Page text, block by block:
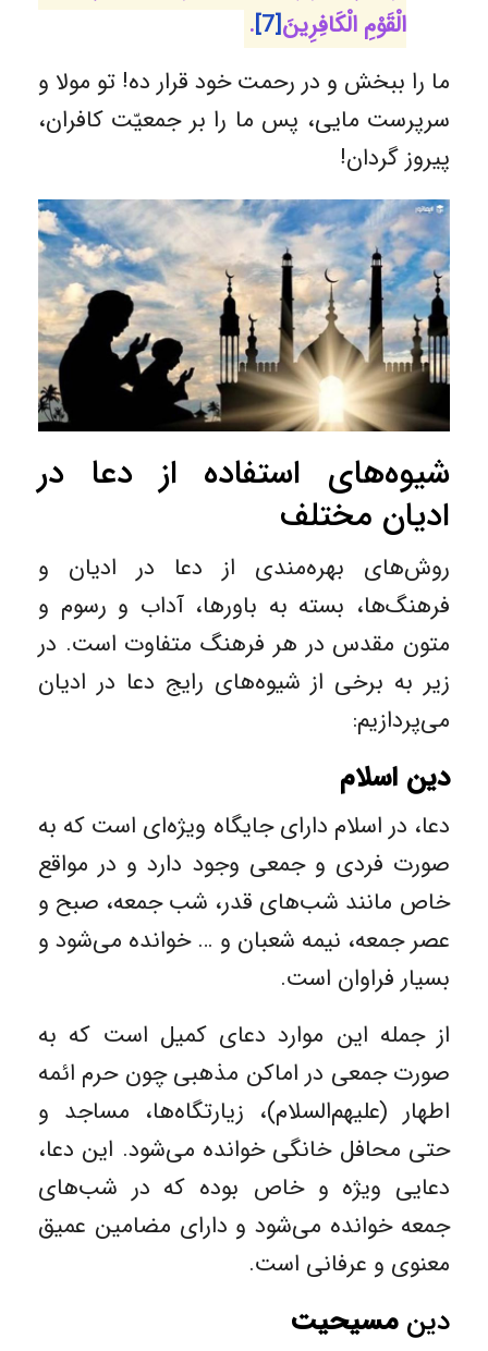
الْقَوْمِ الْكَافِرِينَ[7]
.
ما را ببخش و در رحمت خود قرار ده! تو مولا و
سرپرست مایی، پس ما را بر جمعیّت کافران،
پیروز گردان!
شیوه‌های استفاده از دعا در
ادیان مختلف
روش‌های بهره‌مندی از دعا در ادیان و
فرهنگ‌ها، بسته به باورها، آداب و رسوم و
متون مقدس در هر فرهنگ متفاوت است. در
زیر به برخی از شیوه‌های رایج دعا در ادیان
می‌پردازیم:
دین اسلام
دعا، در اسلام دارای جایگاه ویژه‌ای است که به
صورت فردی و جمعی وجود دارد و در مواقع
خاص مانند شب‌های قدر، شب جمعه‌، صبح و
عصر جمعه، نیمه شعبان و … خوانده می‌شود و
بسیار فراوان است.
از جمله این موارد دعای کمیل است که به
صورت جمعی در اماکن مذهبی چون حرم ائمه
اطهار (علیهم‌السلام)، زیارتگاه‌ها، مساجد و
حتی محافل خانگی خوانده می‌شود. این دعا،
دعایی ویژه و خاص بوده که در شب‌های
جمعه خوانده می‌شود و دارای مضامین عمیق
معنوی و عرفانی است.
دینمسیحیت